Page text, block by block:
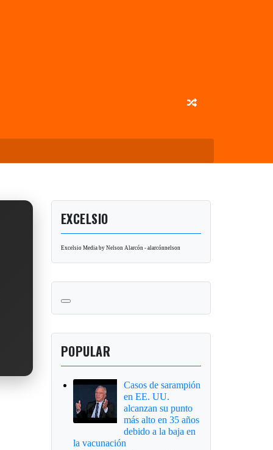
EXCELSIO
Excelsio Media by Nelson Alarcón - alarcónnelson
POPULAR
Casos de sarampión
en EE. UU.
alcanzan su punto
más alto en 35 años
debido a la baja en
la vacunación